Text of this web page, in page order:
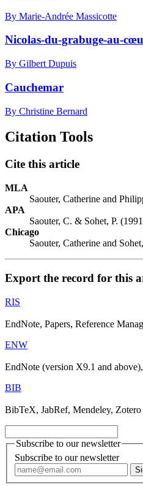
By Marie-Andrée Massicotte
Nicolas-du-grabuge-au-
By Gilbert Dupuis
Cauchemar
By Christine Bernard
Citation Tools
Cite this article
MLA
Saouter, Catherine and
APA
Saouter, C. & Sohet, P.
Chicago
Saouter, Catherine and
Export the record for this
RIS
EndNote, Papers, Reference
ENW
EndNote (version X9.1 and
BIB
BibTeX, JabRef, Mendeley, Zotero
Subscribe to our newsletter
Subscribe to our newsletter